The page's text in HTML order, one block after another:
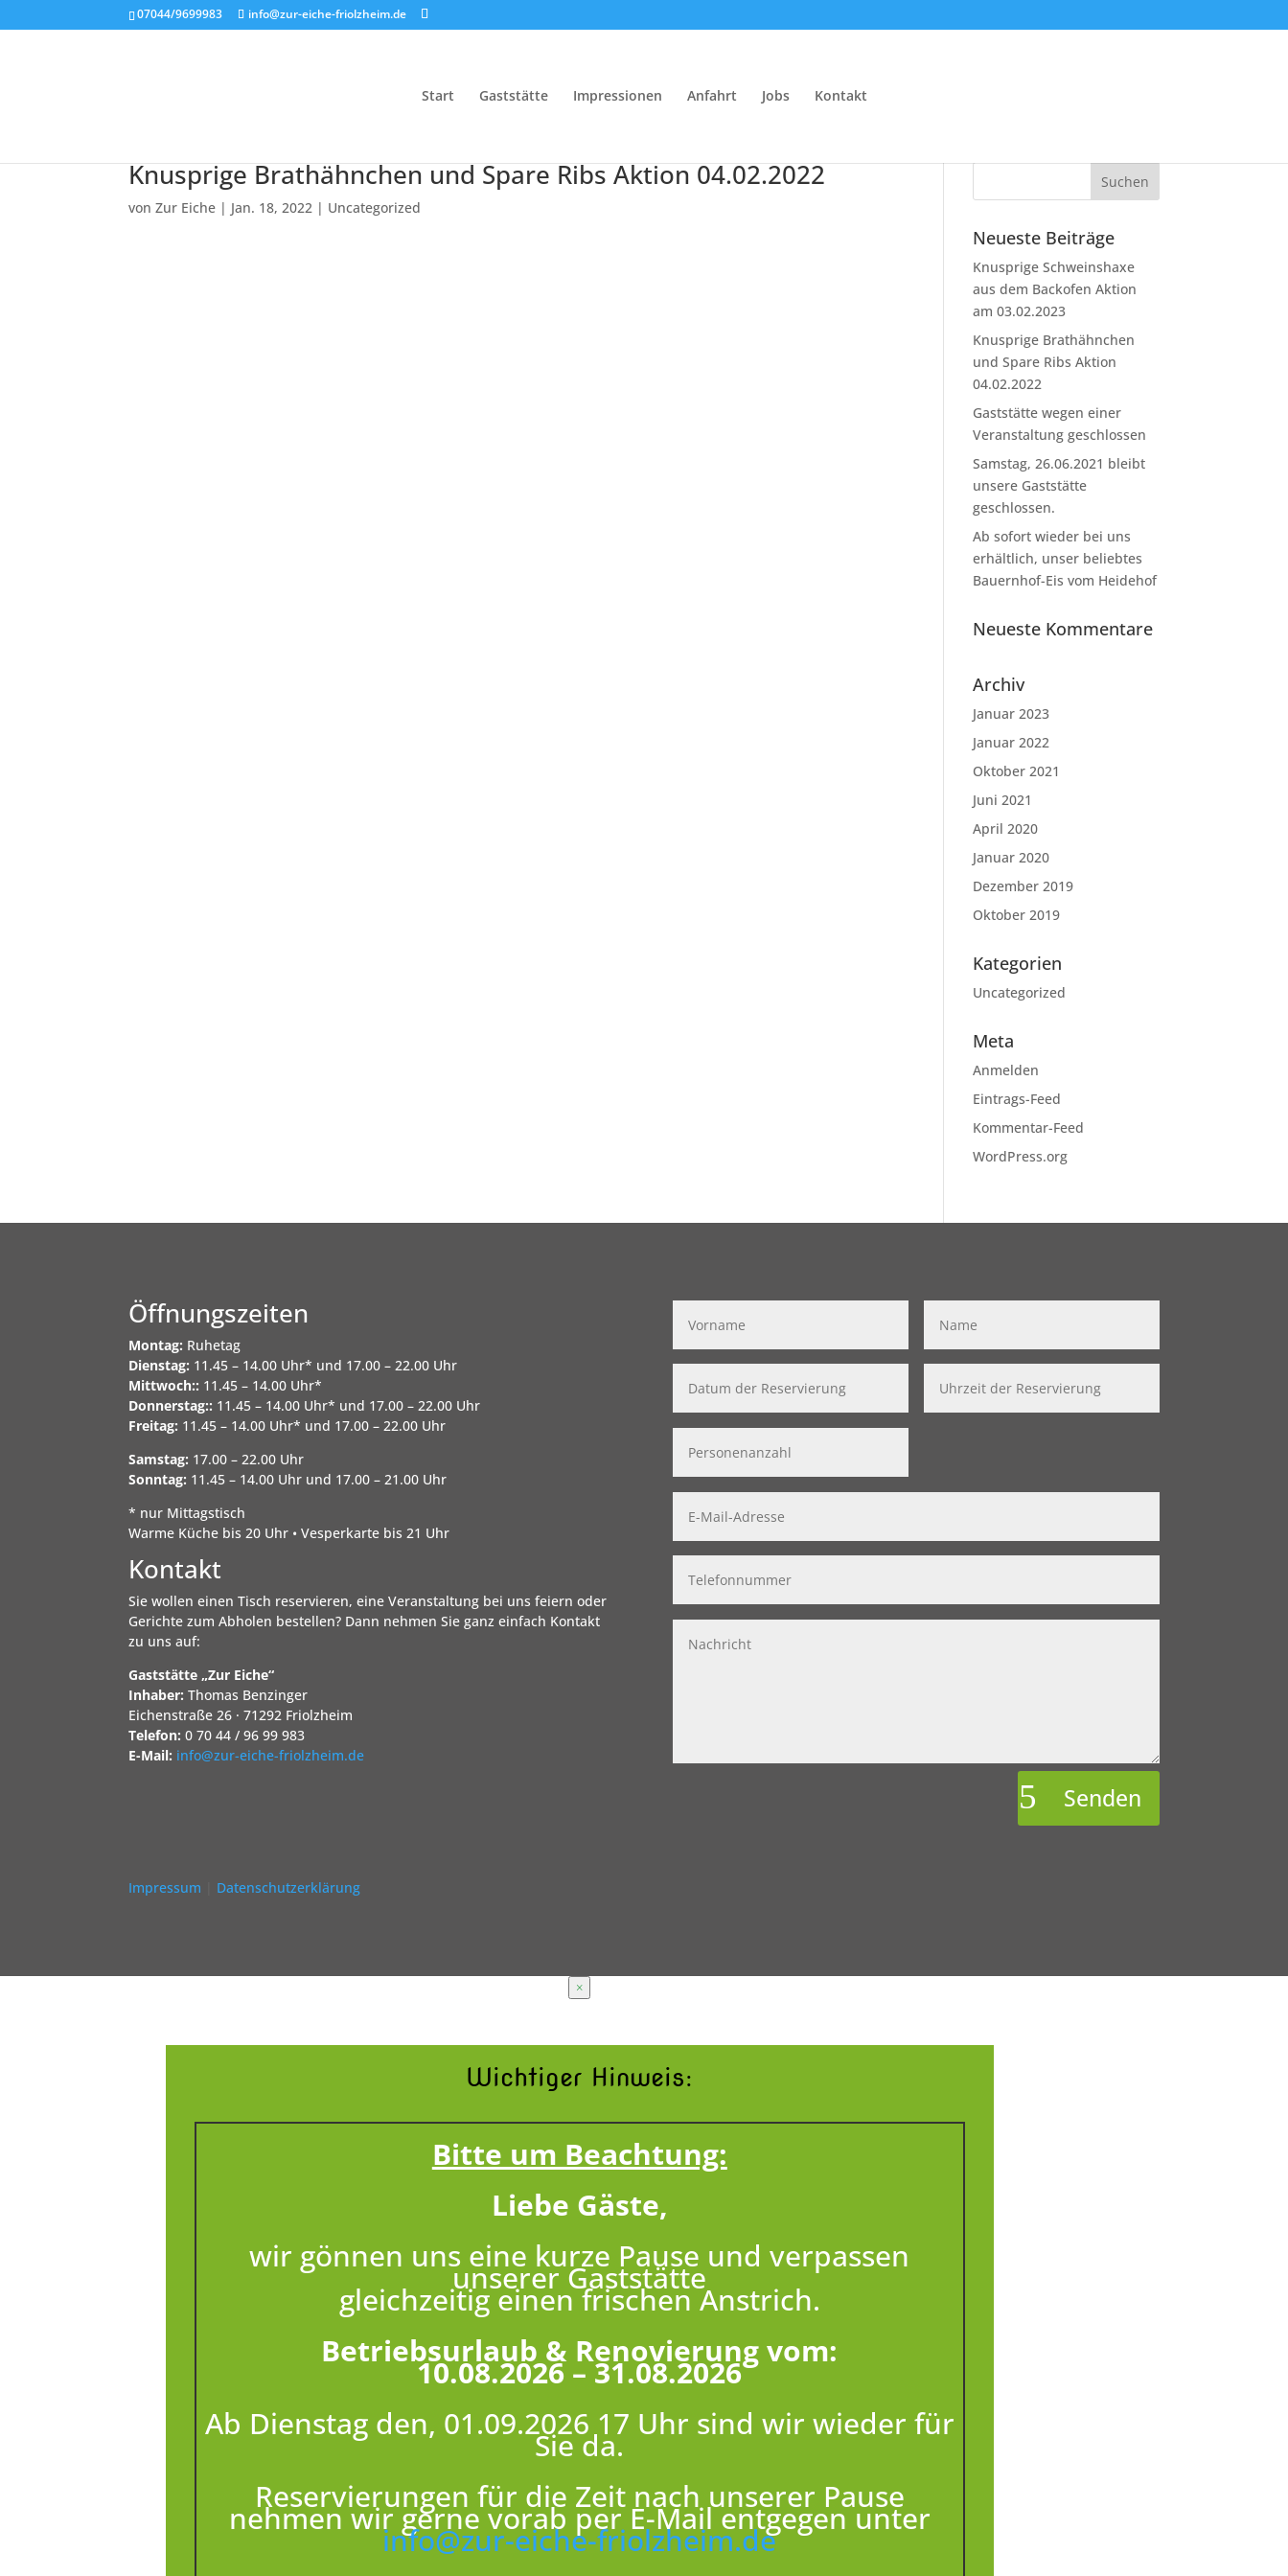
07044/9699983 info@zur-eiche-friolzheim.de
Start Gaststätte Impressionen Anfahrt Jobs Kontakt
Knusprige Brathähnchen und Spare Ribs Aktion 04.02.2022
vonZur Eiche | Jan. 18, 2022 | Uncategorized
Neueste Beiträge
Knusprige Schweinshaxe
aus dem Backofen Aktion
am 03.02.2023
Knusprige Brathähnchen
und Spare Ribs Aktion
04.02.2022
Gaststätte wegen einer
Veranstaltung geschlossen
Samstag, 26.06.2021 bleibt
unsere Gaststätte
geschlossen.
Ab sofort wieder bei uns
erhältlich, unser beliebtes
Bauernhof-Eis vom Heidehof
Neueste Kommentare
Archiv
Januar 2023
Januar 2022
Oktober 2021
Juni 2021
April 2020
Januar 2020
Dezember 2019
Oktober 2019
Kategorien
Uncategorized
Meta
Anmelden
Eintrags-Feed
Kommentar-Feed
WordPress.org
Öffnungszeiten
Montag: Ruhetag
Dienstag: 11.45 – 14.00 Uhr* und 17.00 – 22.00 Uhr
Mittwoch:: 11.45 – 14.00 Uhr*
Donnerstag:: 11.45 – 14.00 Uhr* und 17.00 – 22.00 Uhr
Freitag: 11.45 – 14.00 Uhr* und 17.00 – 22.00 Uhr
Samstag: 17.00 – 22.00 Uhr
Sonntag: 11.45 – 14.00 Uhr und 17.00 – 21.00 Uhr
* nur Mittagstisch
Warme Küche bis 20 Uhr • Vesperkarte bis 21 Uhr
Kontakt
Sie wollen einen Tisch reservieren, eine Veranstaltung bei uns feiern oder
Gerichte zum Abholen bestellen? Dann nehmen Sie ganz einfach Kontakt
zu uns auf:
Gaststätte „Zur Eiche“
Inhaber: Thomas Benzinger
Eichenstraße 26 · 71292 Friolzheim
Telefon: 0 70 44 / 96 99 983
E-Mail: info@zur-eiche-friolzheim.de
Senden
Impressum Datenschutzerklärung
×
Wichtiger Hinweis:
Bitte um Beachtung:
Liebe Gäste,
wir gönnen uns eine kurze Pause und verpassen
unserer Gaststätte
gleichzeitig einen frischen Anstrich.
Betriebsurlaub & Renovierung vom:
10.08.2026 – 31.08.2026
Ab Dienstag den, 01.09.2026 17 Uhr sind wir wieder für
Sie da.
Reservierungen für die Zeit nach unserer Pause
nehmen wir gerne vorab per E-Mail entgegen unter
info@zur-eiche-friolzheim.de